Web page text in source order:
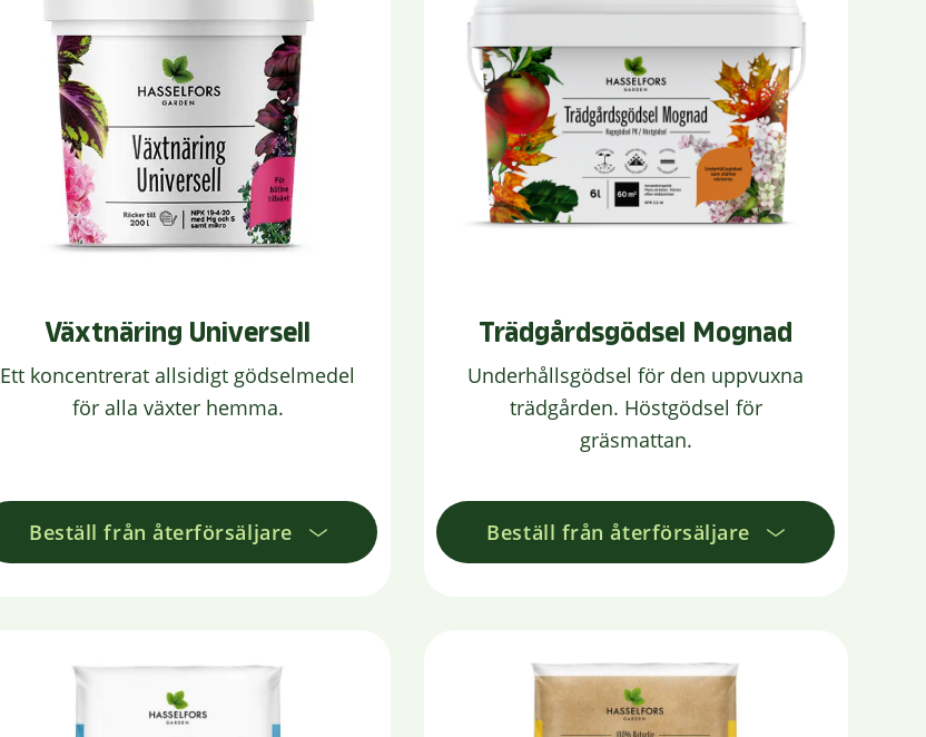
Växtnäring Universell
Ett koncentrerat allsidigt gödselmedel
för alla växter hemma.
Beställ från återförsäljare
Trädgårdsgödsel Mognad
Underhållsgödsel för den uppvuxna
trädgården. Höstgödsel för
gräsmattan.
Beställ från återförsäljare